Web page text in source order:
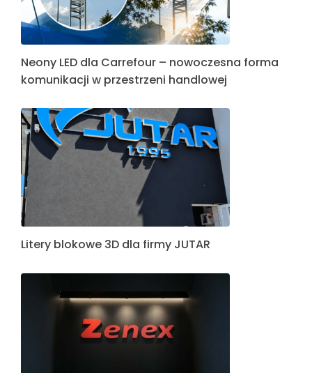
Neony LED dla Carrefour – nowoczesna forma
komunikacji w przestrzeni handlowej
Litery blokowe 3D dla firmy JUTAR